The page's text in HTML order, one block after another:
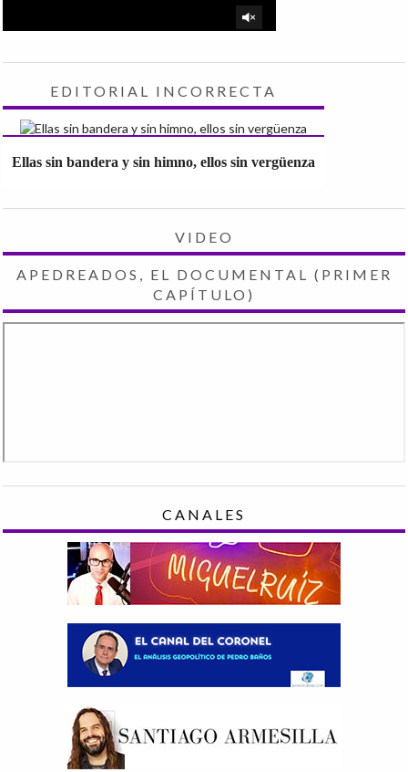
EDITORIAL INCORRECTA
Ellas sin bandera y sin himno, ellos sin vergüenza
VIDEO
APEDREADOS, EL DOCUMENTAL (PRIMER
CAPÍTULO)
CANALES